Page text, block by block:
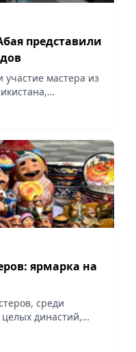
представили
мастера из
ярмарка на
среди
целых династий,